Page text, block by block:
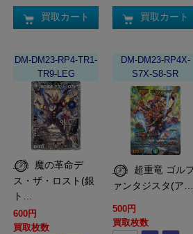
買取カート 買取カート
DM-DM23-RP4-TR1-
TR9-LEG
ス・ザ・ロスト(銀
ト…
600円
買取枚数
DM-DM23-RP4X-
S7X-S8-SR
ァンタジスタ(ア…
500円
買取枚数